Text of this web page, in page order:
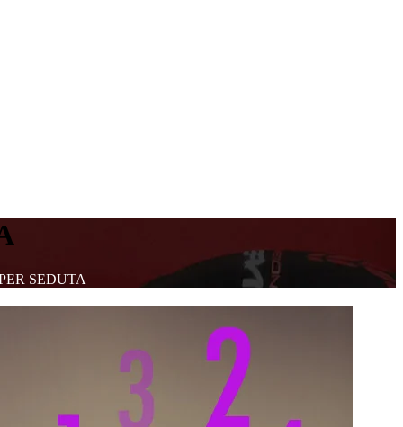
SEDUTA